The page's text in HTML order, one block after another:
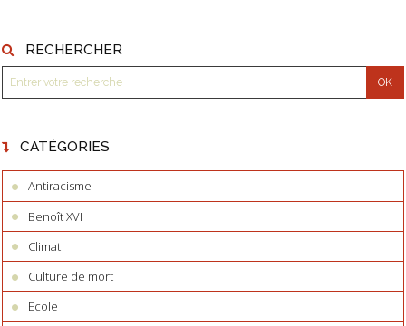
RECHERCHER
CATÉGORIES
Antiracisme
Benoît XVI
Climat
Culture de mort
Ecole